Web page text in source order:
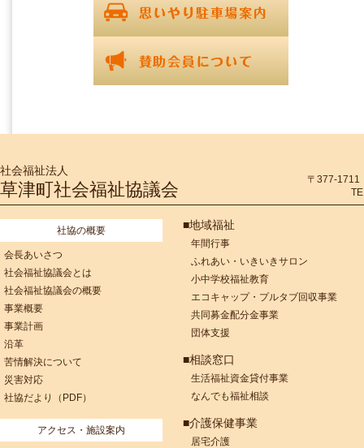
社会福祉法人
草津町社会福祉協議会
〒377-1711
社協の概要
会長あいさつ
社会福祉協議会とは
社会福祉協議会の概要
事業概要
事業計画
沿革
苦情解決について
災害対応
社協だより（PDF）
アクセス・施設案内
■地域福祉
年間行事
ふれあい・いきいきサロン
小中学校福祉教育
エコキャップ・プルタブ回収事業
共同募金配分金事業
団体支援
■相談窓口
生活福祉資金貸付事業
なんでも福祉相談
■介護保健事業
居宅介護